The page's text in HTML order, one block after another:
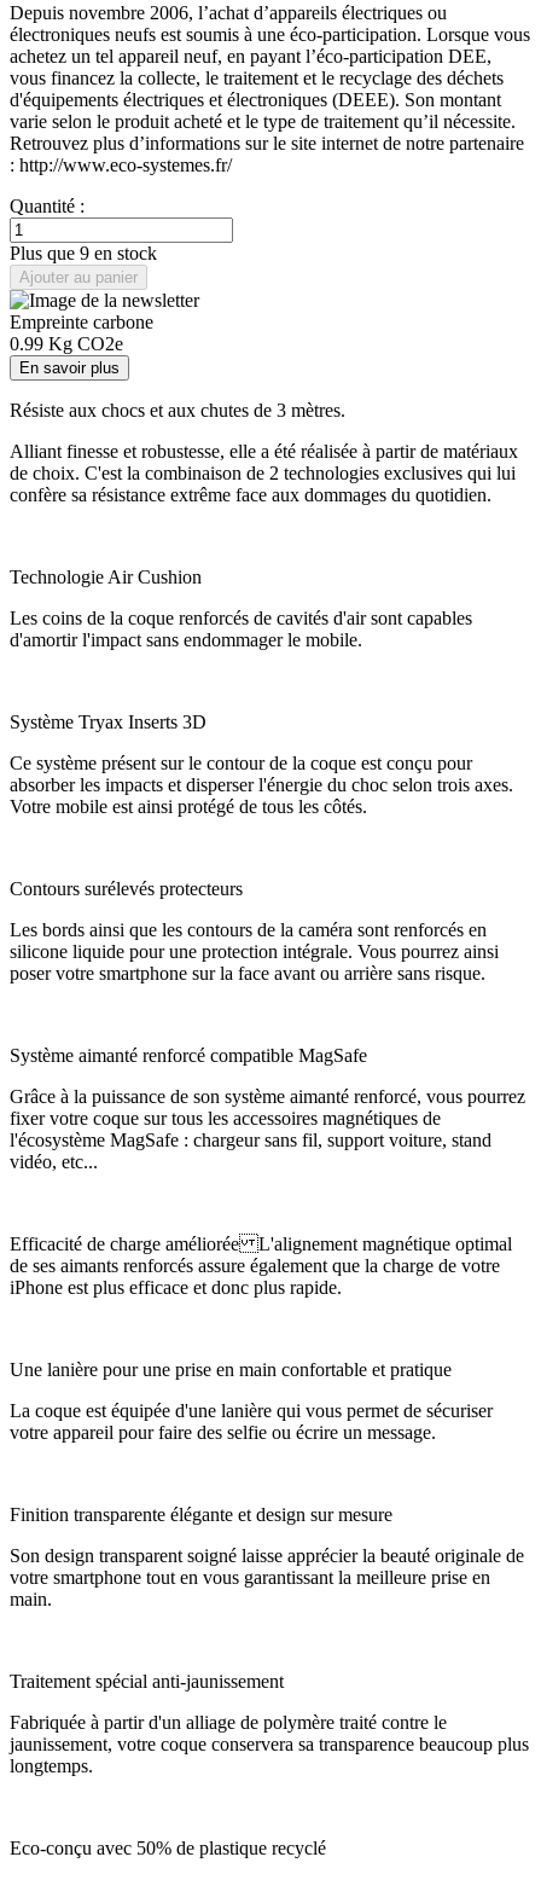
Depuis novembre 2006, l’achat d’appareils électriques ou
électroniques neufs est soumis à une éco-participation. Lorsque vous
achetez un tel appareil neuf, en payant l’éco-participation DEE,
vous financez la collecte, le traitement et le recyclage des déchets
d'équipements électriques et électroniques (DEEE). Son montant
varie selon le produit acheté et le type de traitement qu’il nécessite.
Retrouvez plus d’informations sur le site internet de notre partenaire
: http://www.eco-systemes.fr/
Quantité :
Plus que 9 en stock
Ajouter au panier
Empreinte carbone
0.99 Kg CO2e
En savoir plus
Résiste aux chocs et aux chutes de 3 mètres.
Alliant finesse et robustesse, elle a été réalisée à partir de matériaux
de choix. C'est la combinaison de 2 technologies exclusives qui lui
confère sa résistance extrême face aux dommages du quotidien.
Technologie Air Cushion
Les coins de la coque renforcés de cavités d'air sont capables
d'amortir l'impact sans endommager le mobile.
Système Tryax Inserts 3D
Ce système présent sur le contour de la coque est conçu pour
absorber les impacts et disperser l'énergie du choc selon trois axes.
Votre mobile est ainsi protégé de tous les côtés.
Contours surélevés protecteurs
Les bords ainsi que les contours de la caméra sont renforcés en
silicone liquide pour une protection intégrale. Vous pourrez ainsi
poser votre smartphone sur la face avant ou arrière sans risque.
Système aimanté renforcé compatible MagSafe
Grâce à la puissance de son système aimanté renforcé, vous pourrez
fixer votre coque sur tous les accessoires magnétiques de
l'écosystème MagSafe : chargeur sans fil, support voiture, stand
vidéo, etc...
Efficacité de charge améliorée L'alignement magnétique optimal
de ses aimants renforcés assure également que la charge de votre
iPhone est plus efficace et donc plus rapide.
Une lanière pour une prise en main confortable et pratique
La coque est équipée d'une lanière qui vous permet de sécuriser
votre appareil pour faire des selfie ou écrire un message.
Finition transparente élégante et design sur mesure
Son design transparent soigné laisse apprécier la beauté originale de
votre smartphone tout en vous garantissant la meilleure prise en
main.
Traitement spécial anti-jaunissement
Fabriquée à partir d'un alliage de polymère traité contre le
jaunissement, votre coque conservera sa transparence beaucoup plus
longtemps.
Eco-conçu avec 50% de plastique recyclé